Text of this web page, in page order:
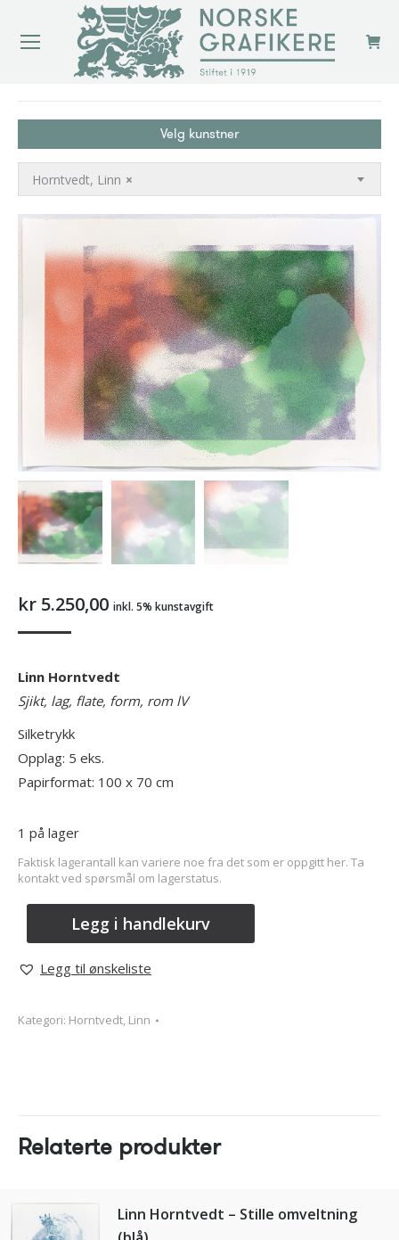
Velg kunstner
×
Horntvedt, Linn
kr 5.250,00 inkl. 5% kunstavgift
Linn Horntvedt
Sjikt, lag, flate, form, rom lV
Silketrykk
Opplag: 5 eks.
Papirformat: 100 x 70 cm
1 på lager
Faktisk lagerantall kan variere noe fra det som er oppgitt her. Ta
kontakt ved spørsmål om lagerstatus.
Legg i handlekurv
Legg til ønskeliste
Kategori: Horntvedt, Linn
Relaterte produkter
Linn Horntvedt – Stille omveltning